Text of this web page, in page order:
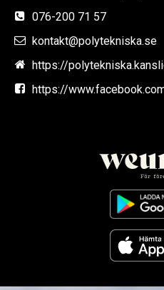
076-200 71 57
kontakt@polytekniska.se
https://
https://